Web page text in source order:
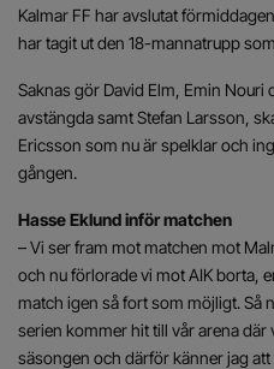
Kalmar FF har avslutat
har tagit ut den 18-mannatrupp
Saknas gör David Elm, Emin Nouri
avstängda samt Stefan Larsson,
Ericsson som nu är spelklar och
gången.
Hasse Eklund inför matchen
– Vi ser fram mot matchen mot
och nu förlorade vi mot AIK borta,
match igen så fort som möjligt. Så
serien kommer hit till vår arena där
säsongen och därför känner jag